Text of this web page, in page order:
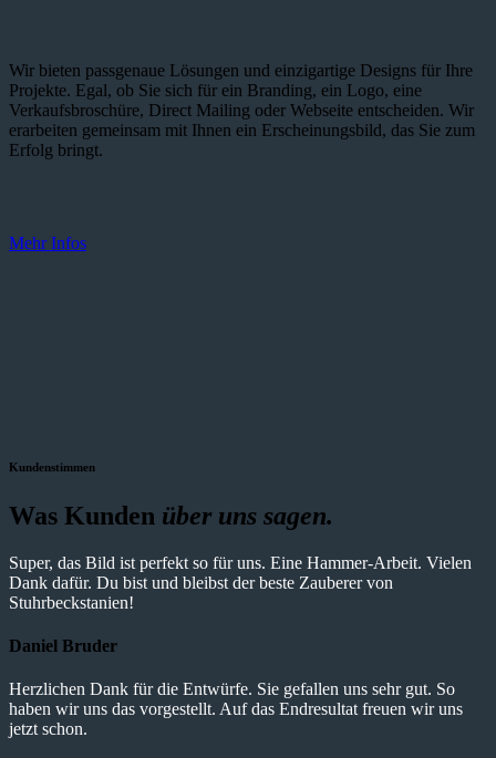
Wir bieten passgenaue Lösungen und einzig­artige Designs für Ihre
Projekte. Egal, ob Sie sich für ein Branding, ein Logo, eine
Verkaufsbroschüre, Direct Mailing oder Webseite entscheiden. Wir
erarbeiten gemeinsam mit Ihnen ein Erscheinungsbild, das Sie zum
Erfolg bringt.
Mehr Infos
Kundenstimmen
Was Kunden über uns sagen.
Super, das Bild ist perfekt so für uns. Eine Hammer-Arbeit. Vielen
Dank dafür. Du bist und bleibst der beste Zauberer von
Stuhrbeckstanien!
Daniel Bruder
Herzlichen Dank für die Entwürfe. Sie gefallen uns sehr gut. So
haben wir uns das vorgestellt. Auf das Endresultat freuen wir uns
jetzt schon.